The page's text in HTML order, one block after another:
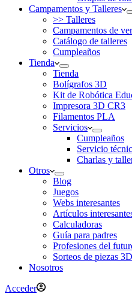
Campamentos y Talleres
>> Talleres
Campamentos de
Catálogo de talleres
Cumpleaños
Tienda
Tienda
Bolígrafos 3D
Kit de Robótica
Impresora 3D CR3
Filamentos PLA
Servicios
Cumpleaños
Servicio
Charlas y
Otros
Blog
Juegos
Webs interesantes
Artículos
Calculadoras
Guía para padres
Profesiones del
Sorteos de piezas 3D
Nosotros
Acceder